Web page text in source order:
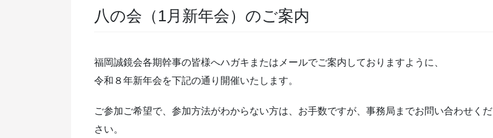
八の会（1月新年会）のご案内
福岡誠鏡会各期幹事の皆様へハガキまたはメールでご案内しておりますように、
令和８年新年会を下記の通り開催いたします。
ご参加ご希望で、参加方法がわからない方は、お手数ですが、事務局までお問い合わせくだ
さい。